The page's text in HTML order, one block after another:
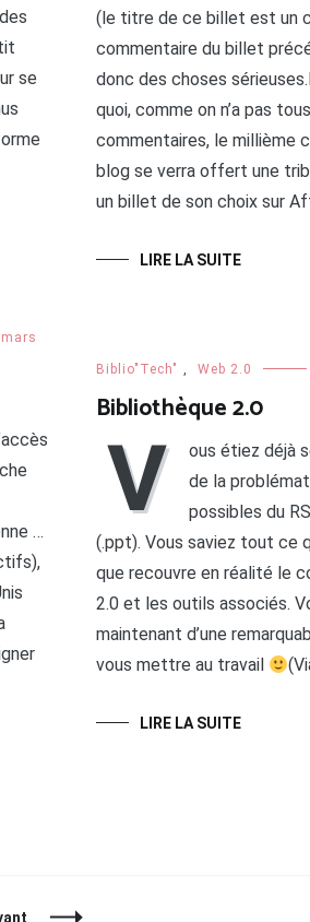
se
(le titre de ce billet est un
commentaire du billet
donc des choses
quoi, comme on n’a pas
commentaires, le millième
blog se verra offert une
un billet de son choix sur
LIRE LA SUITE
…
Biblio"Tech" , Web 2.0
Bibliothèque 2.0
V
ous étiez déjà
de la
possibles du
(.ppt). Vous saviez tout ce
que recouvre en réalité le
2.0 et les outils associés.
maintenant d’une
vous mettre au travail
LIRE LA SUITE